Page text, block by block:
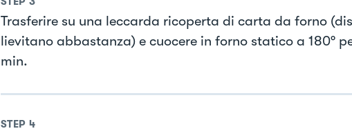
Trasferire su una leccarda ricoperta di carta da forno
lievitano abbastanza) e cuocere in forno statico a 180°
min.
STEP 4